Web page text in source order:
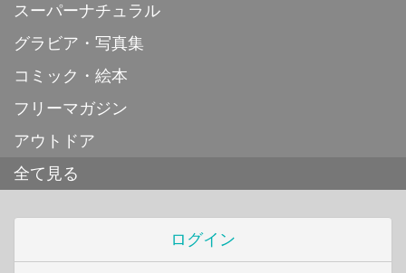
スーパーナチュラル
グラビア・写真集
コミック・絵本
フリーマガジン
アウトドア
全て見る
ログイン